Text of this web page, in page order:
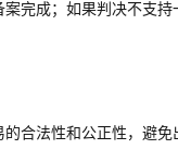
完成；如果判决不支持
合法性和公正性，避免